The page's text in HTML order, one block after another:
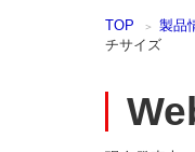
TOP 製品
チサイズ